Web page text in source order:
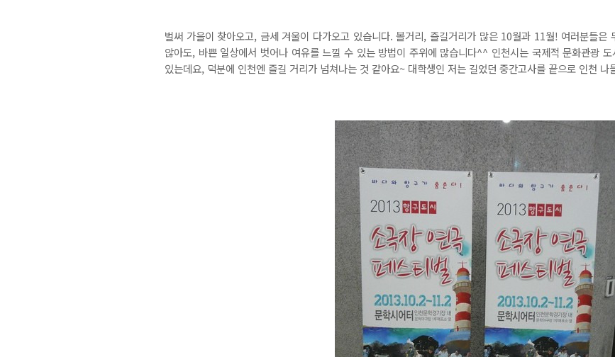
벌써 가을이 찾아오고, 금세 겨울이 다가오고 있습니다. 볼거리, 즐길거리가 많은 10월과 11월! 여러분들은
않아도, 바쁜 일상에서 벗어나 여유를 느낄 수 있는 방법이 주위에 많습니다^^ 인천시는 국제적 문화관광
있는데요, 덕분에 인천엔 즐길 거리가 넘쳐나는 것 같아요~ 대학생인 저는 길었던 중간고사를 끝으로 인천 나